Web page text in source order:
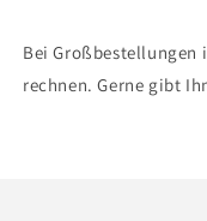
Bei Großbestellungen
rechnen. Gerne gibt